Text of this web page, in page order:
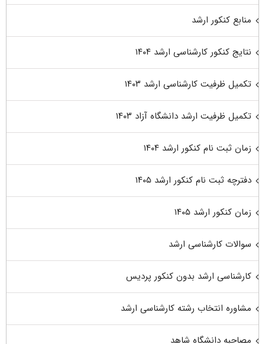
منابع کنکور ارشد
نتایج کنکور کارشناسی ارشد ۱۴۰۴
تکمیل ظرفیت کارشناسی ارشد ۱۴۰۳
تکمیل ظرفیت ارشد دانشگاه آزاد ۱۴۰۳
زمان ثبت نام کنکور ارشد ۱۴۰۴
دفترچه ثبت نام کنکور ارشد ۱۴۰۵
زمان کنکور ارشد ۱۴۰۵
سوالات کارشناسی ارشد
کارشناسی ارشد بدون کنکور پردیس
مشاوره انتخاب رشته کارشناسی ارشد
مصاحبه دانشگاه شاهد